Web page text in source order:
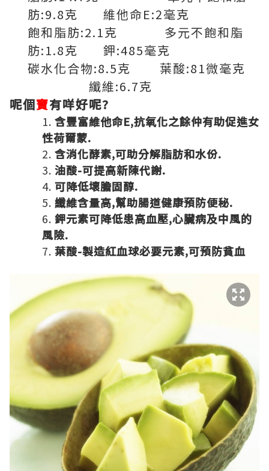
肪:9.8克 維他命E:2毫克
飽和脂肪:2.1克 多元不飽和脂
肪:1.8克 鉀:485毫克
碳水化合物:8.5克 葉酸:81微毫克
纖維:6.7克
呢個寶有咩好呢?
含豐富維他命E,抗氧化之餘仲有助促進女
性荷爾蒙.
含消化酵素,可助分解脂肪和水份.
油酸-可提高新陳代謝.
可降低壞膽固醇.
纖維含量高,幫助腸道健康預防便秘.
鉀元素可降低患高血壓,心臟病及中風的
風險.
葉酸-製造紅血球必要元素,可預防貧血